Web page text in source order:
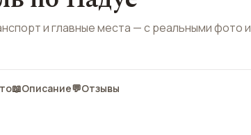
и главные места — с реальными фото и
📖Описание💬Отзывы